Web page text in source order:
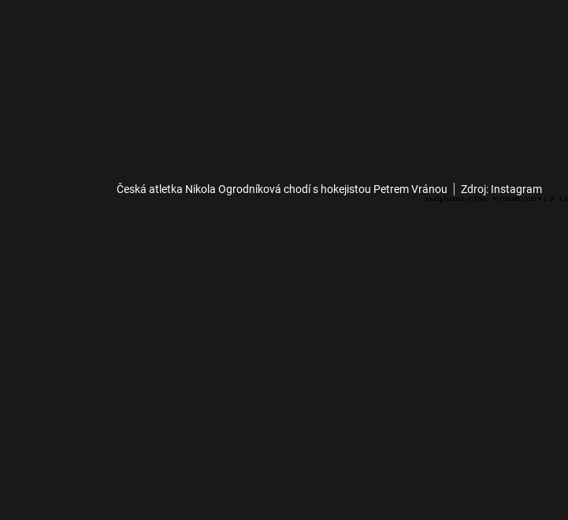
Česká atletka Nikola Ogrodníková chodí s hokejistou Petrem Vránou Zdroj: Instagram